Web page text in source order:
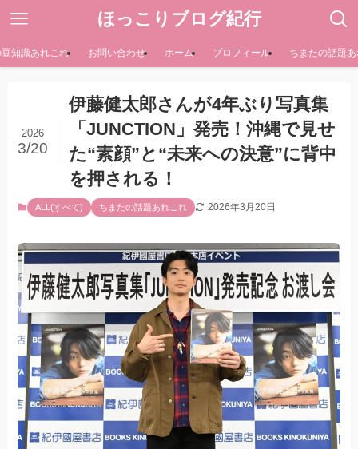
ほっこりブログ紀行
知識あれこれ お問い合わせ ホーム プロフィール ちまたの話題
伊藤健太郎さんが4年ぶり写真集
「JUNCTION」発売！沖縄で見せ
た“素顔”と“未来への決意”に背中
を押される！
2026
3/20
ALL(すべて) ちまたの話題あれこれ 2026年3月20日